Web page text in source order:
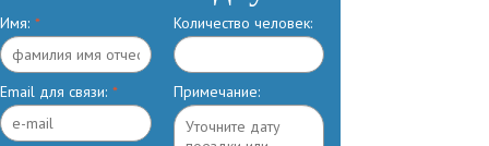
Имя: *
Email для связи: *
Количество человек:
Примечание: